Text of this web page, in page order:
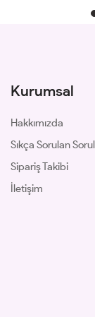
Kurumsal
Hakkımızda
Sıkça Sorulan
Sipariş Takibi
İletişim